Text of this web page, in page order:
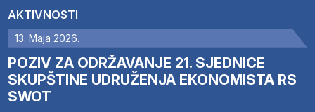
AKTIVNOSTI
13. Maja 2026.
POZIV ZA ODRŽAVANJE 21. SJEDNICE
SKUPŠTINE UDRUŽENJA EKONOMISTA RS
SWOT